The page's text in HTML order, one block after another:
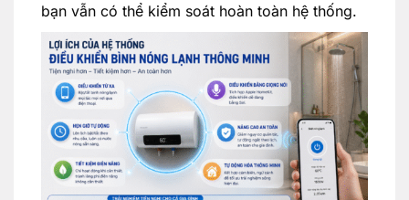
bạn vẫn có thể kiểm soát hoàn toàn hệ thống.